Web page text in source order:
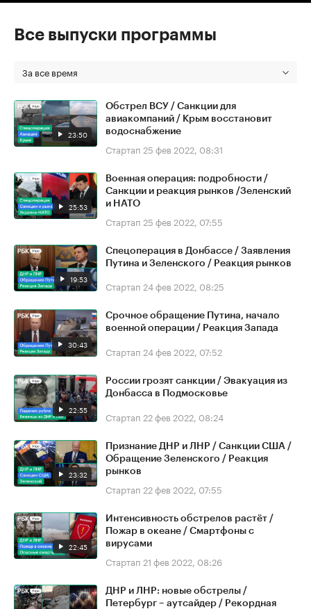
Все выпуски программы
За все время
23:50
Обстрел ВСУ / Санкции для
авиакомпаний / Крым восстановит
водоснабжение
Стартап 25 фев 2022, 08:31
25:53
Военная операция: подробности /
Санкции и реакция рынков /Зеленский
и НАТО
Стартап 25 фев 2022, 07:55
19:53
Спецоперация в Донбассе / Заявления
Путина и Зеленского / Реакция рынков
Стартап 24 фев 2022, 08:25
30:43
Срочное обращение Путина, начало
военной операции / Реакция Запада
Стартап 24 фев 2022, 07:52
22:55
России грозят санкции / Эвакуация из
Донбасса в Подмосковье
Стартап 22 фев 2022, 08:24
23:32
Признание ДНР и ЛНР / Санкции США /
Обращение Зеленского / Реакция
рынков
Стартап 22 фев 2022, 07:55
22:45
Интенсивность обстрелов растёт /
Пожар в океане / Смартфоны с
вирусами
Стартап 21 фев 2022, 08:26
ДНР и ЛНР: новые обстрелы /
Петербург – аутсайдер / Рекордная